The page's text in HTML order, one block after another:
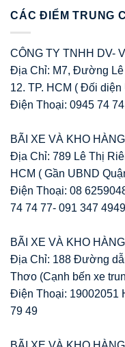
CÁC ĐIỂM TRUNG
CÔNG TY TNHH DV-
Địa Chỉ: M7, Đường
12. TP. HCM ( Đối
Điện Thoại: 0945 74
BÃI XE VÀ KHO
Địa Chỉ: 789 Lê Thị
HCM ( Gần UBND
Điện Thoại: 08
74 74 77- 091 347 4949
BÃI XE VÀ KHO
Địa Chỉ: 188 Đường
Thơo (Cạnh bến xe
Điện Thoại: 19002051
79 49